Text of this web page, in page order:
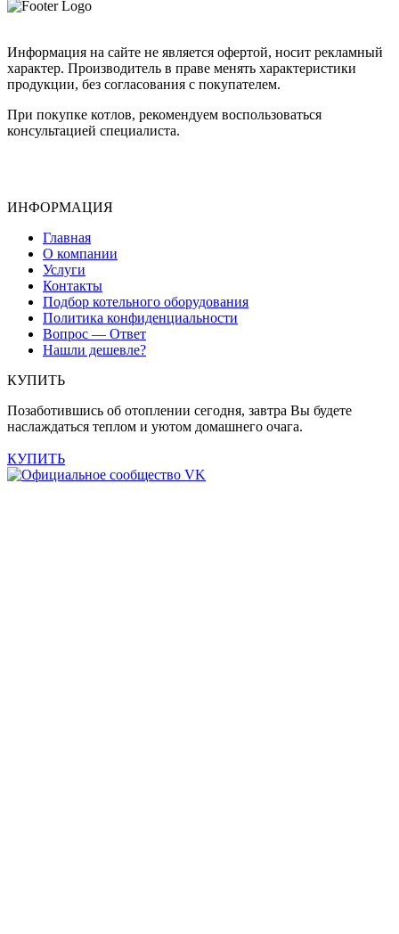
Информация на сайте не является офертой, носит рекламный
характер. Производитель в праве менять характеристики
продукции, без согласования с покупателем.
При покупке котлов, рекомендуем воспользоваться
консультацией специалиста.
ИНФОРМАЦИЯ
Главная
О компании
Услуги
Контакты
Подбор котельного оборудования
Политика конфиденциальности
Вопрос — Ответ
Нашли дешевле?
КУПИТЬ
Позаботившись об отоплении сегодня, завтра Вы будете
наслаждаться теплом и уютом домашнего очага.
КУПИТЬ